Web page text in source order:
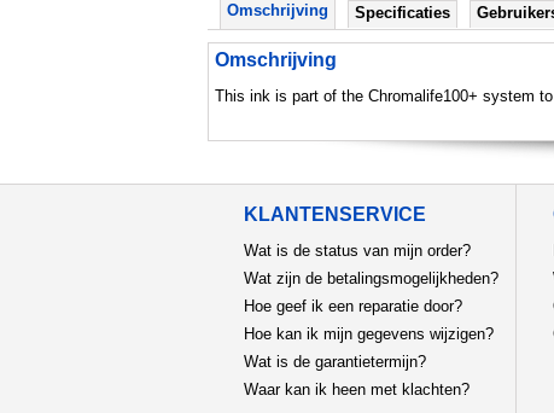
Omschrijving Specificaties
Omschrijving
This ink is part of the Chromalife100+ system
KLANTENSERVICE
Wat is de status van mijn order?
Wat zijn de betalingsmogelijkheden?
Hoe geef ik een reparatie door?
Hoe kan ik mijn gegevens wijzigen?
Wat is de garantietermijn?
Waar kan ik heen met klachten?